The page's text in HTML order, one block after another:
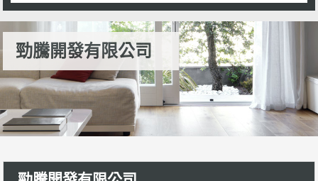
勁騰開發有限公司